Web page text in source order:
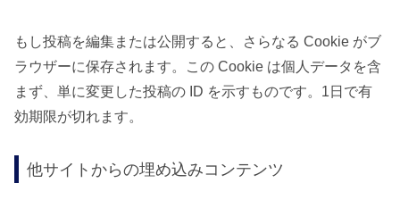
もし投稿を編集または公開すると、さらなる Cookie がブ
ラウザーに保存されます。この Cookie は個人データを含
まず、単に変更した投稿の ID を示すものです。1日で有
効期限が切れます。
他サイトからの埋め込みコンテンツ